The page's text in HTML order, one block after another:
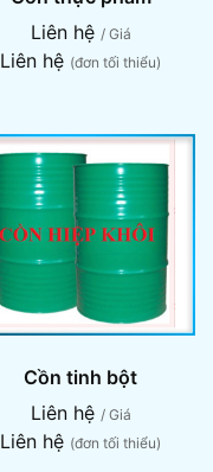
Liên hệ / Giá
Liên hệ (đơn tối thiểu)
Cồn tinh bột
Liên hệ / Giá
Liên hệ (đơn tối thiểu)